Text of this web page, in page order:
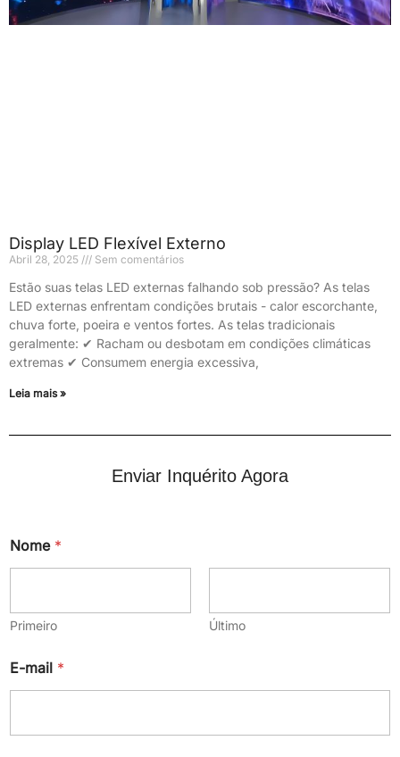
Display LED Flexível Externo
Abril 28, 2025 Sem comentários
Estão suas telas LED externas falhando sob pressão? As telas
LED externas enfrentam condições brutais - calor escorchante,
chuva forte, poeira e ventos fortes. As telas tradicionais
geralmente: ✔ Racham ou desbotam em condições climáticas
extremas ✔ Consumem energia excessiva,
Leia mais »
Enviar Inquérito Agora
Nome *
Primeiro Último
E-mail *